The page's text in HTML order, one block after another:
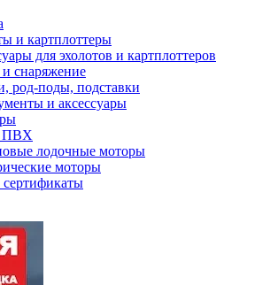
и картплоттеры
для эхолотов и картплоттеров
снаряжение
род-поды, подставки
и аксессуары
ПВХ
лодочные моторы
моторы